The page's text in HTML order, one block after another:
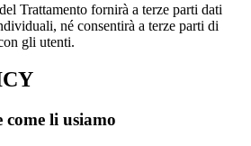
Trattamento fornirà a terze parti dati
né consentirà a terze parti di
gli utenti.
come li usiamo